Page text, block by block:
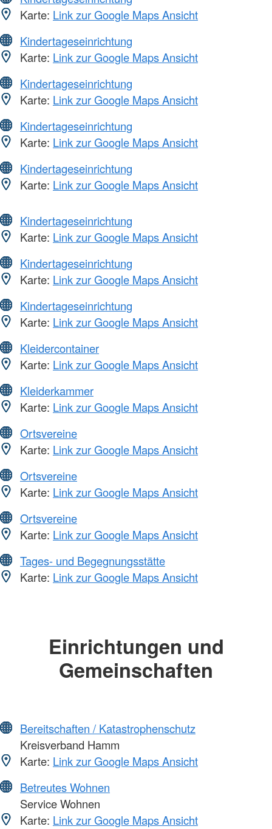
Karte: Link zur Google Maps Ansicht
Kindertageseinrichtung
Karte: Link zur Google Maps Ansicht
Kindertageseinrichtung
Karte: Link zur Google Maps Ansicht
Kindertageseinrichtung
Karte: Link zur Google Maps Ansicht
Kindertageseinrichtung
Karte: Link zur Google Maps Ansicht
Kindertageseinrichtung
Karte: Link zur Google Maps Ansicht
Kindertageseinrichtung
Karte: Link zur Google Maps Ansicht
Kindertageseinrichtung
Karte: Link zur Google Maps Ansicht
Kleidercontainer
Karte: Link zur Google Maps Ansicht
Kleiderkammer
Karte: Link zur Google Maps Ansicht
Ortsvereine
Karte: Link zur Google Maps Ansicht
Ortsvereine
Karte: Link zur Google Maps Ansicht
Ortsvereine
Karte: Link zur Google Maps Ansicht
Tages- und Begegnungsstätte
Karte: Link zur Google Maps Ansicht
Einrichtungen und
Gemeinschaften
Bereitschaften / Katastrophenschutz
Kreisverband Hamm
Karte: Link zur Google Maps Ansicht
Betreutes Wohnen
Service Wohnen
Karte: Link zur Google Maps Ansicht